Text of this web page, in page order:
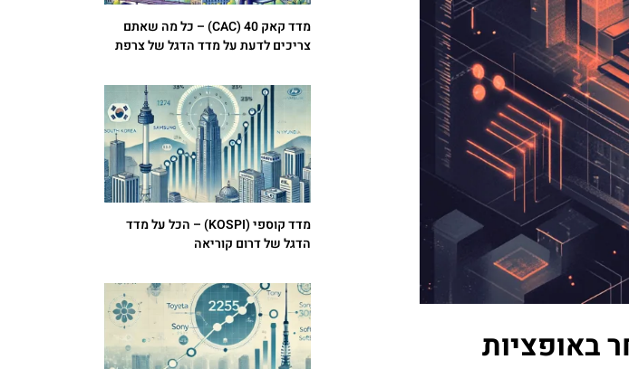
מדד קאק 40 (CAC) – כל מה שאתם
צריכים לדעת על מדד הדגל של צרפת
מדד קוספי (KOSPI) – הכל על מדד
הדגל של דרום קוריאה